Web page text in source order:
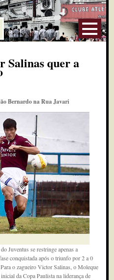
Salinas quer a
Bernardo na Rua Javari
Juventus se restringe apenas a
conquistada após o triunfo por 2 a 0
o zagueiro Victor Salinas, o Moleque
da Copa Paulista na liderança de